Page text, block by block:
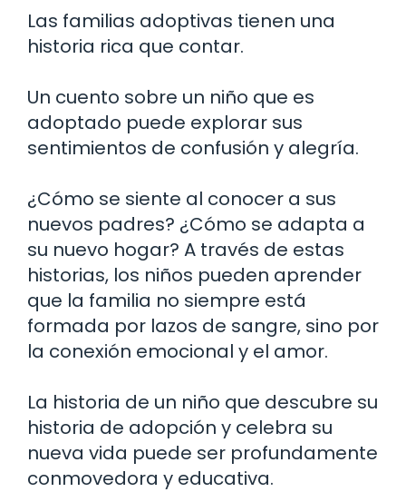
Las familias adoptivas tienen una
historia rica que contar.
Un cuento sobre un niño que es
adoptado puede explorar sus
sentimientos de confusión y alegría.
¿Cómo se siente al conocer a sus
nuevos padres? ¿Cómo se adapta a
su nuevo hogar? A través de estas
historias, los niños pueden aprender
que la familia no siempre está
formada por lazos de sangre, sino por
la conexión emocional y el amor.
La historia de un niño que descubre su
historia de adopción y celebra su
nueva vida puede ser profundamente
conmovedora y educativa.